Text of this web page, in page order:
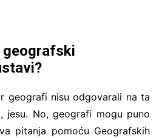
geografski
geografi nisu odgovarali na ta
jesu. No, geografi mogu puno
pitanja pomoću Geografskih